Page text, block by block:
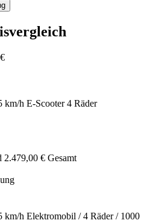
h E-Scooter 4 Räder
2.479,00 € Gesamt
h Elektromobil / 4 Räder / 1000